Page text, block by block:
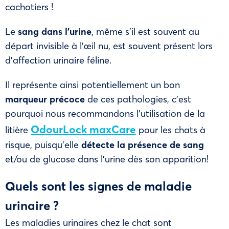
cachotiers !
Le sang dans l’urine, même s’il est souvent au
départ invisible à l’œil nu, est souvent présent lors
d’affection urinaire féline.
Il représente ainsi potentiellement un bon
marqueur précoce de ces pathologies, c’est
pourquoi nous recommandons l’utilisation de la
litière OdourLock maxCare pour les chats à
risque, puisqu’elle détecte la présence de sang
et/ou de glucose dans l’urine dès son apparition!
Quels sont les signes de maladie
urinaire ?
Les maladies urinaires chez le chat sont